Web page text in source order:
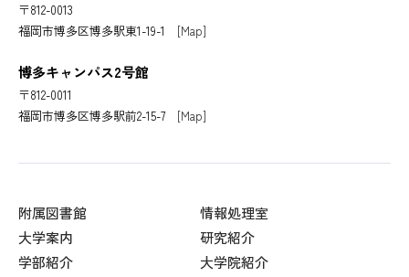
〒812-0013
福岡市博多区博多駅東1-19-1 [Map]
博多キャンパス2号館
〒812-0011
福岡市博多区博多駅前2-15-7 [Map]
附属図書館
情報処理室
大学案内
研究紹介
学部紹介
大学院紹介